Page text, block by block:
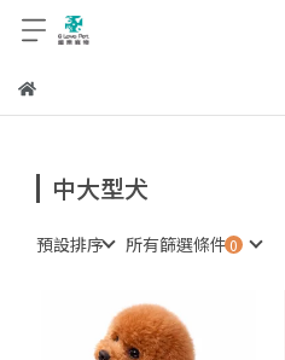
中大型犬
預設排序 所有篩選條件